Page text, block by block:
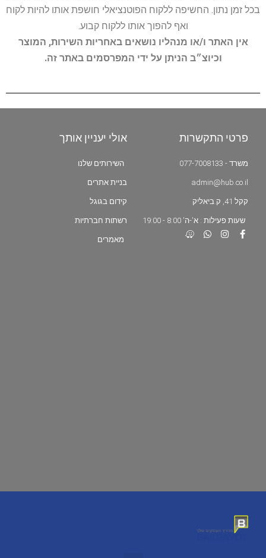
בכל זמן נתון. החשיפה ללקוח הפוטנציאלי חושפת אותו להיות לקוח
ואף להפוך אותו ללקוח קבוע.
אין האתר ו/או מנהליו נושאים באחריות השירות, המוצר
וכיוצ״ב הניתן על ידי המפרסמים באתר זה.
פרטי התקשרות
משרד - 077-7008133
admin@hub.co.il
קקל 41, ק.ביאליק
שעות פעילות : א'-ה' 8:00 - 19:00
אולי יעניין אותך
השירותים שלנו
בניית אתרים
קידום בגוגל
רשתות חברתיות
מאמרים